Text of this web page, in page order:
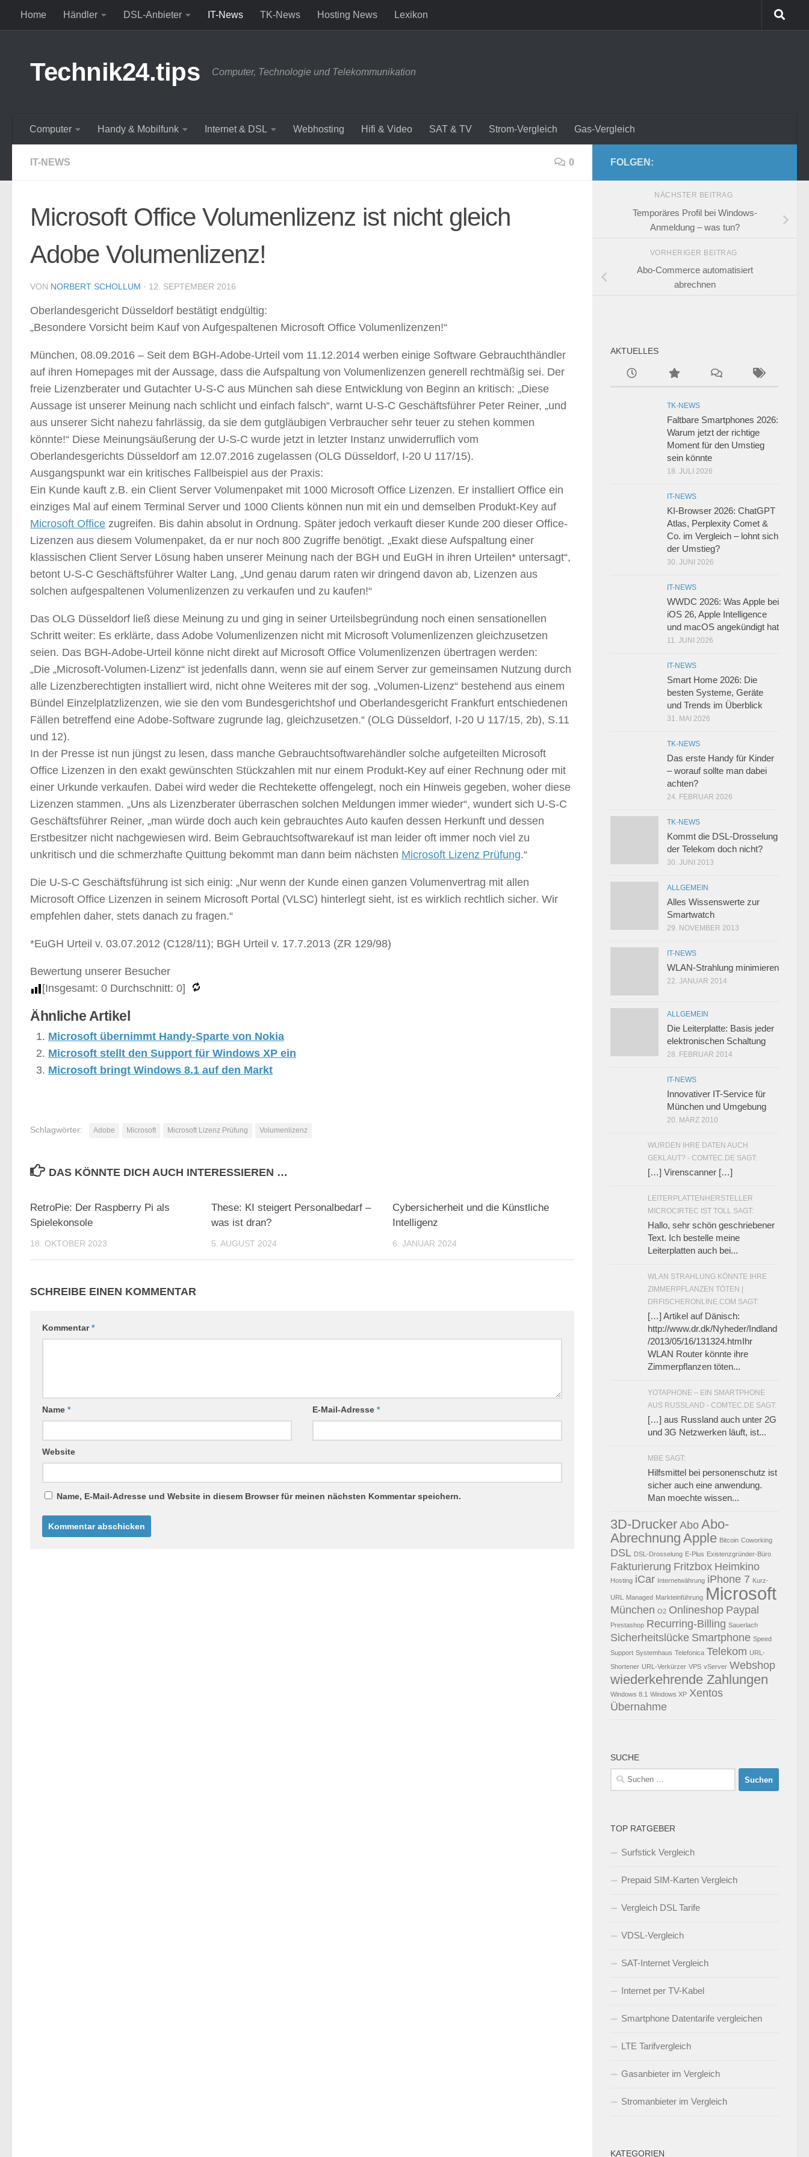
Zum Inhalt springen
Home Händler DSL-Anbieter IT-News TK-News Hosting News Lexikon
Technik24.tips Computer, Technologie und Telekommunikation
Computer Handy & Mobilfunk Internet & DSL Webhosting Hifi & Video SAT & TV Strom-Vergleich Gas-Vergleich
IT-NEWS 0
Microsoft Office Volumenlizenz ist nicht gleich
Adobe Volumenlizenz!
VON NORBERT SCHOLLUM · 12. SEPTEMBER 2016
Oberlandesgericht Düsseldorf bestätigt endgültig:
„Besondere Vorsicht beim Kauf von Aufgespaltenen Microsoft Office Volumenlizenzen!“
München, 08.09.2016 – Seit dem BGH-Adobe-Urteil vom 11.12.2014 werben einige Software Gebrauchthändler
auf ihren Homepages mit der Aussage, dass die Aufspaltung von Volumenlizenzen generell rechtmäßig sei. Der
freie Lizenzberater und Gutachter U-S-C aus München sah diese Entwicklung von Beginn an kritisch: „Diese
Aussage ist unserer Meinung nach schlicht und einfach falsch“, warnt U-S-C Geschäftsführer Peter Reiner, „und
aus unserer Sicht nahezu fahrlässig, da sie dem gutgläubigen Verbraucher sehr teuer zu stehen kommen
könnte!“ Diese Meinungsäußerung der U-S-C wurde jetzt in letzter Instanz unwiderruflich vom
Oberlandesgerichts Düsseldorf am 12.07.2016 zugelassen (OLG Düsseldorf, I-20 U 117/15).
Ausgangspunkt war ein kritisches Fallbeispiel aus der Praxis:
Ein Kunde kauft z.B. ein Client Server Volumenpaket mit 1000 Microsoft Office Lizenzen. Er installiert Office ein
einziges Mal auf einem Terminal Server und 1000 Clients können nun mit ein und demselben Produkt-Key auf
Microsoft Office zugreifen. Bis dahin absolut in Ordnung. Später jedoch verkauft dieser Kunde 200 dieser Office-
Lizenzen aus diesem Volumenpaket, da er nur noch 800 Zugriffe benötigt. „Exakt diese Aufspaltung einer
klassischen Client Server Lösung haben unserer Meinung nach der BGH und EuGH in ihren Urteilen* untersagt“,
betont U-S-C Geschäftsführer Walter Lang, „Und genau darum raten wir dringend davon ab, Lizenzen aus
solchen aufgespaltenen Volumenlizenzen zu verkaufen und zu kaufen!“
Das OLG Düsseldorf ließ diese Meinung zu und ging in seiner Urteilsbegründung noch einen sensationellen
Schritt weiter: Es erklärte, dass Adobe Volumenlizenzen nicht mit Microsoft Volumenlizenzen gleichzusetzen
seien. Das BGH-Adobe-Urteil könne nicht direkt auf Microsoft Office Volumenlizenzen übertragen werden:
„Die „Microsoft-Volumen-Lizenz“ ist jedenfalls dann, wenn sie auf einem Server zur gemeinsamen Nutzung durch
alle Lizenzberechtigten installiert wird, nicht ohne Weiteres mit der sog. „Volumen-Lizenz“ bestehend aus einem
Bündel Einzelplatzlizenzen, wie sie den vom Bundesgerichtshof und Oberlandesgericht Frankfurt entschiedenen
Fällen betreffend eine Adobe-Software zugrunde lag, gleichzusetzen.“ (OLG Düsseldorf, I-20 U 117/15, 2b), S.11
und 12).
In der Presse ist nun jüngst zu lesen, dass manche Gebrauchtsoftwarehändler solche aufgeteilten Microsoft
Office Lizenzen in den exakt gewünschten Stückzahlen mit nur einem Produkt-Key auf einer Rechnung oder mit
einer Urkunde verkaufen. Dabei wird weder die Rechtekette offengelegt, noch ein Hinweis gegeben, woher diese
Lizenzen stammen. „Uns als Lizenzberater überraschen solchen Meldungen immer wieder“, wundert sich U-S-C
Geschäftsführer Reiner, „man würde doch auch kein gebrauchtes Auto kaufen dessen Herkunft und dessen
Erstbesitzer nicht nachgewiesen wird. Beim Gebrauchtsoftwarekauf ist man leider oft immer noch viel zu
unkritisch und die schmerzhafte Quittung bekommt man dann beim nächsten Microsoft Lizenz Prüfung.“
Die U-S-C Geschäftsführung ist sich einig: „Nur wenn der Kunde einen ganzen Volumenvertrag mit allen
Microsoft Office Lizenzen in seinem Microsoft Portal (VLSC) hinterlegt sieht, ist es wirklich rechtlich sicher. Wir
empfehlen daher, stets danach zu fragen.“
*EuGH Urteil v. 03.07.2012 (C128/11); BGH Urteil v. 17.7.2013 (ZR 129/98)
Bewertung unserer Besucher
[Insgesamt: 0 Durchschnitt: 0]
Ähnliche Artikel
Microsoft übernimmt Handy-Sparte von Nokia
Microsoft stellt den Support für Windows XP ein
Microsoft bringt Windows 8.1 auf den Markt
Schlagwörter: Adobe Microsoft Microsoft Lizenz Prüfung Volumenlizenz
DAS KÖNNTE DICH AUCH INTERESSIEREN …
RetroPie: Der Raspberry Pi als
Spielekonsole
18. OKTOBER 2023
These: KI steigert Personalbedarf –
was ist dran?
5. AUGUST 2024
Cybersicherheit und die Künstliche
Intelligenz
6. JANUAR 2024
SCHREIBE EINEN KOMMENTAR
Kommentar*
Name * E-Mail-Adresse*
Website
Name, E-Mail-Adresse und Website in diesem Browser für meinen nächsten Kommentar speichern.
FOLGEN:
NÄCHSTER BEITRAG
Temporäres Profil bei Windows-
Anmeldung – was tun?
VORHERIGER BEITRAG
Abo-Commerce automatisiert
abrechnen
AKTUELLES
TK-NEWS
Faltbare Smartphones 2026:
Warum jetzt der richtige
Moment für den Umstieg
sein könnte
18. JULI 2026
IT-NEWS
KI-Browser 2026: ChatGPT
Atlas, Perplexity Comet &
Co. im Vergleich – lohnt sich
der Umstieg?
30. JUNI 2026
IT-NEWS
WWDC 2026: Was Apple bei
iOS 26, Apple Intelligence
und macOS angekündigt hat
11. JUNI 2026
IT-NEWS
Smart Home 2026: Die
besten Systeme, Geräte
und Trends im Überblick
31. MAI 2026
TK-NEWS
Das erste Handy für Kinder
– worauf sollte man dabei
achten?
24. FEBRUAR 2026
TK-NEWS
Kommt die DSL-Drosselung
der Telekom doch nicht?
30. JUNI 2013
ALLGEMEIN
Alles Wissenswerte zur
Smartwatch
29. NOVEMBER 2013
IT-NEWS
WLAN-Strahlung minimieren
22. JANUAR 2014
ALLGEMEIN
Die Leiterplatte: Basis jeder
elektronischen Schaltung
28. FEBRUAR 2014
IT-NEWS
Innovativer IT-Service für
München und Umgebung
20. MÄRZ 2010
WURDEN IHRE DATEN AUCH
GEKLAUT? - COMTEC.DE SAGT:
[…] Virenscanner […]
LEITERPLATTENHERSTELLER
MICROCIRTEC IST TOLL SAGT:
Hallo, sehr schön geschriebener
Text. Ich bestelle meine
Leiterplatten auch bei...
WLAN STRAHLUNG KÖNNTE IHRE
ZIMMERPFLANZEN TÖTEN |
DRFISCHERONLINE.COM SAGT:
[…] Artikel auf Dänisch:
http://www.dr.dk/Nyheder/Indland
/2013/05/16/131324.htmIhr
WLAN Router könnte ihre
Zimmerpflanzen töten...
YOTAPHONE – EIN SMARTPHONE
AUS RUSSLAND - COMTEC.DE SAGT:
[…] aus Russland auch unter 2G
und 3G Netzwerken läuft, ist...
MBE SAGT:
Hilfsmittel bei personenschutz ist
sicher auch eine anwendung.
Man moechte wissen...
3D-Drucker Abo Abo-
Abrechnung Apple Bitcoin Coworking
DSL DSL-Drosselung E-Plus Existenzgründer-Büro
Fakturierung Fritzbox Heimkino
Hosting iCar Internetwährung iPhone 7 Kurz-
URL Managed Markteinführung Microsoft
München O2 Onlineshop Paypal
Prestashop Recurring-Billing Sauerlach
Sicherheitslücke Smartphone Speed
Support Systemhaus Telefonica Telekom URL-
Shortener URL-Verkürzer VPS vServer Webshop
wiederkehrende Zahlungen
Windows 8.1 Windows XP Xentos
Übernahme
SUCHE
Suchen
nach:
TOP RATGEBER
Surfstick Vergleich
Prepaid SIM-Karten Vergleich
Vergleich DSL Tarife
VDSL-Vergleich
SAT-Internet Vergleich
Internet per TV-Kabel
Smartphone Datentarife vergleichen
LTE Tarifvergleich
Gasanbieter im Vergleich
Stromanbieter im Vergleich
KATEGORIEN